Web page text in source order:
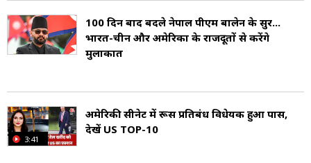
अमेरिका वैश्विक राजनीति, अर्थव्यवस्था, विज्ञान, और
सैन्य शक्ति में अग्रणी भूमिका निभाता है. यह संयुक्त राष्ट्र
(UN), नाटो (NATO), विश्व बैंक (World Bank) और
अमेरिकी सेना दुनिया की सबसे ताकतवर सेनाओं में से एक
मानी जाती है. इसके अलावा, यह स्पेस टेक्नोलॉजी,
100 दिन बाद बदले नेपाल पीएम बालेन के सुर...
भारत-चीन और अमेरिका के राजदूतों से करेंगे
मुलाकात
3:41
अमेरिकी सीनेट में रूस प्रतिबंध विधेयक हुआ पास,
देखें US TOP-10